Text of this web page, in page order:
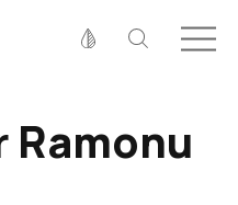
125%Ramonu